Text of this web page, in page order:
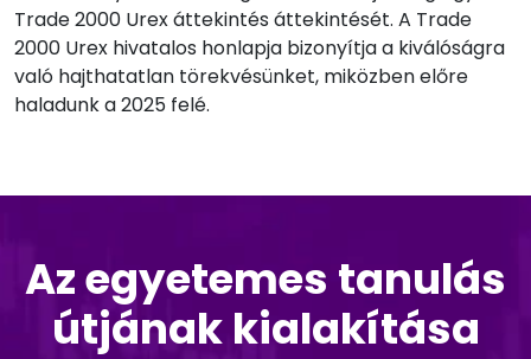
Trade 2000 Urex áttekintés áttekintését. A Trade
2000 Urex hivatalos honlapja bizonyítja a kiválóságra
való hajthatatlan törekvésünket, miközben előre
haladunk a 2025 felé.
Az egyetemes tanulás
útjának kialakítása